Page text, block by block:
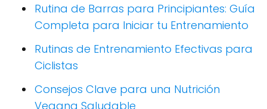
Rutina de Barras para Principiantes: Guía
Completa para Iniciar tu Entrenamiento
Rutinas de Entrenamiento Efectivas para
Ciclistas
Consejos Clave para una Nutrición
Vegana Saludable